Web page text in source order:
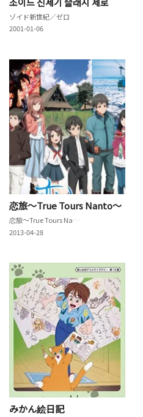
ゾイド新世紀／ゼロ
2001-01-06
恋旅～True Tours Nanto～
恋旅～True Tours Nanto～
2013-04-28
みかん絵日記